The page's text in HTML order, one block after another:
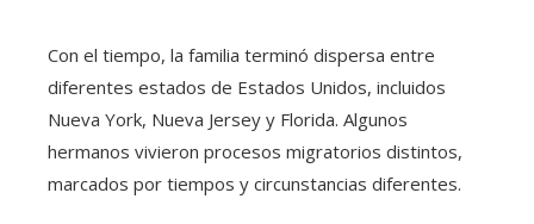
Con el tiempo, la familia terminó dispersa entre
diferentes estados de Estados Unidos, incluidos
Nueva York, Nueva Jersey y Florida. Algunos
hermanos vivieron procesos migratorios distintos,
marcados por tiempos y circunstancias diferentes.